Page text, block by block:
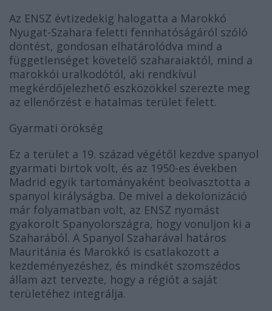
Az ENSZ évtizedekig halogatta a Marokkó
Nyugat-Szahara feletti fennhatóságáról szóló
döntést, gondosan elhatárolódva mind a
függetlenséget követelő szaharaiaktól, mind a
marokkói uralkodótól, aki rendkívül
megkérdőjelezhető eszközökkel szerezte meg
az ellenőrzést e hatalmas terület felett.
Gyarmati örökség
Ez a terület a 19. század végétől kezdve spanyol
gyarmati birtok volt, és az 1950-es években
Madrid egyik tartományaként beolvasztotta a
spanyol királyságba. De mivel a dekolonizáció
már folyamatban volt, az ENSZ nyomást
gyakorolt Spanyolországra, hogy vonuljon ki a
Szaharából. A Spanyol Szaharával határos
Mauritánia és Marokkó is csatlakozott a
kezdeményezéshez, és mindkét szomszédos
állam azt tervezte, hogy a régiót a saját
területéhez integrálja.